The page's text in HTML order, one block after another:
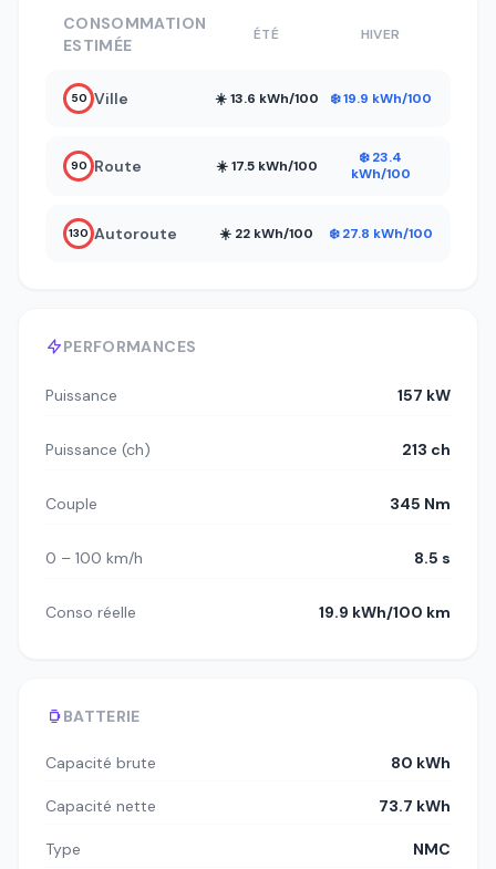
PERFORMANCES
Puissance 157 kW
Puissance (ch) 213 ch
Couple 345 Nm
0 – 100 km/h 8.5 s
Conso réelle 19.9 kWh/100 km
BATTERIE
Capacité brute 80 kWh
Capacité nette 73.7 kWh
Type NMC
CONSOMMATION
ESTIMÉE
ÉTÉ HIVER
50 Ville ☀️ 13.6 kWh/100 ❄️ 19.9 kWh/100
90 Route ☀️ 17.5 kWh/100
❄️ 23.4
kWh/100
130 Autoroute ☀️ 22 kWh/100 ❄️ 27.8 kWh/100